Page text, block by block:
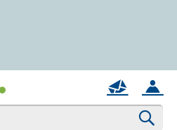
ACCOUNT
MAIL